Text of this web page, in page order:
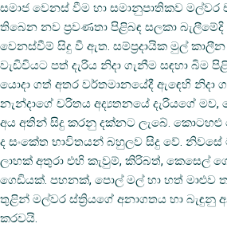
සමාජ වෙනස්‌ වීම හා සමානුපාතිකව මල්වර
තිබෙන නව ප්‍රවණතා පිළිබඳ සලකා
වෙනස්‌වීම් සිදු වී ඇත. සම්ප්‍රදායික මුල්
වැඩිවියට පත් දැරිය නිදා ගැනීම සඳහා බිම
යොදා ගත් අතර වර්තමානයේදී ඇඳෙහි නිදා
නැන්දාගේ චරිතය අද්‍යතනයේ දැරියගේ මව,
අය අතින් සිදු කරනු දක්‌නට ලැබේ. කොටහළු
ද සංකේත භාවිතයන් බහුලව සිදු වේ. නිවසේ
ලාහක්‌ අතුරා එහි කැවුම්, කිරිබත්, කෙසෙල්
ගෙඩියක්‌. පහනක්‌, පොල් මල් හා හත් මාළුව
තුළින් මල්වර ස්‌ත්‍රියගේ අනාගතය හා බැඳුනු
කරවයි.